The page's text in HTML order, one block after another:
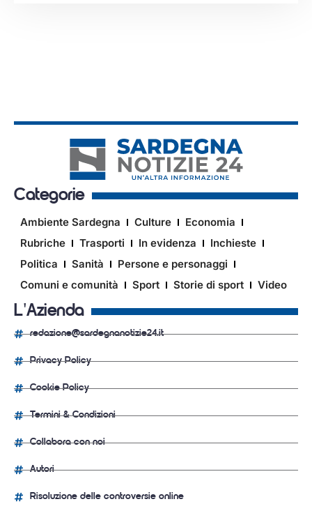
Categorie
Ambiente Sardegna Culture
Economia
Rubriche
Trasporti In evidenza
Inchieste
Politica
Sanità
Persone e personaggi
Comuni e comunità
Sport Storie di sport Video
L'Azienda
redazione@sardegnanotizie24.it
Privacy Policy
Cookie Policy
Termini & Condizioni
Collabora con noi
Autori
Risoluzione delle controversie online